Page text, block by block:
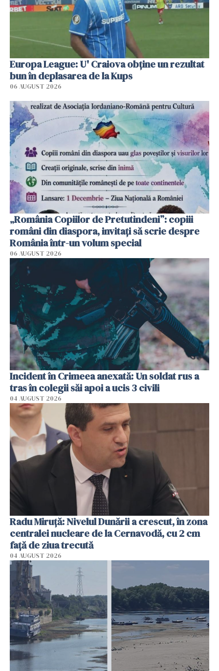
Europa League: U' Craiova obține un rezultat
bun în deplasarea de la Kups
06 AUGUST 2026
„România Copiilor de Pretutindeni”: copiii
români din diaspora, invitați să scrie despre
România într-un volum special
06 AUGUST 2026
Incident în Crimeea anexată: Un soldat rus a
tras în colegii săi apoi a ucis 3 civili
04 AUGUST 2026
Radu Miruţă: Nivelul Dunării a crescut, în zona
centralei nucleare de la Cernavodă, cu 2 cm
faţă de ziua trecută
04 AUGUST 2026